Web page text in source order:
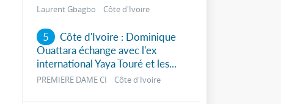
Laurent Gbagbo Côte d'Ivoire
5
Côte d'Ivoire : Dominique
Ouattara échange avec l'ex
international Yaya Touré et les...
PREMIERE DAME CI Côte d'Ivoire